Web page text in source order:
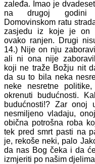
zaleđa. Imao je
na drugoj
Domovinskom ratu
zasjedu iz koje je on
ovako ranjen. Drugi
14.) Nije on nju
ali ni ona nije
koji ne traže Božju nit
da su to bila neka
neke nesretne
okrenuti budućnosti.
budućnosti!? Zar onoj
nesmiljeno vladaju,
obična potrošna roba
tek pred smrt pasti na
je, rekoše neki, palo
da nas Bog čeka i da
izmjeriti po našim